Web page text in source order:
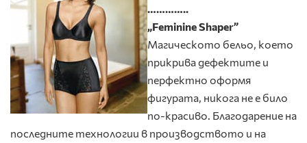
…………..
„Feminine Shaper”
Магическото бельо, което
прикрива дефектите и
перфектно оформя
фигурата, никога не е било
по-красиво. Благодарение на
последните технологии в производството и на